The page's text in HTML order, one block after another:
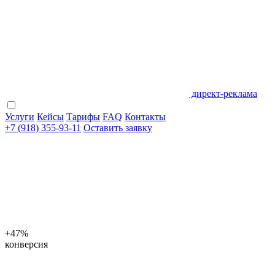
директ-реклама
Услуги Кейсы Тарифы FAQ Контакты
+7 (918) 355-93-11 Оставить заявку
+47%
конверсия